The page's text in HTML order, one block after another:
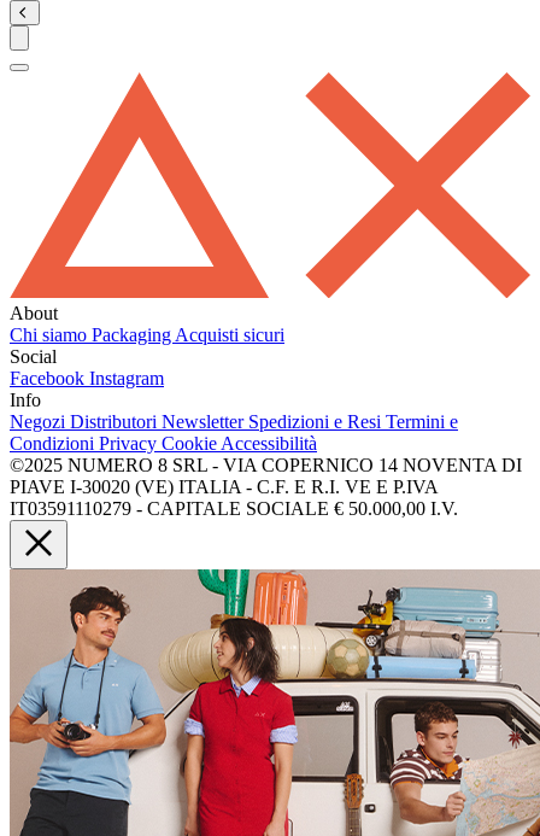
About
Chi siamo Packaging Acquisti sicuri
Social
Facebook Instagram
Info
Negozi Distributori Newsletter Spedizioni e Resi Termini e
Condizioni Privacy Cookie Accessibilità
©2025 NUMERO 8 SRL - VIA COPERNICO 14 NOVENTA DI
PIAVE I-30020 (VE) ITALIA - C.F. E R.I. VE E P.IVA
IT03591110279 - CAPITALE SOCIALE € 50.000,00 I.V.